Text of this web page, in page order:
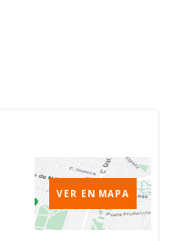
VER EN MAPA